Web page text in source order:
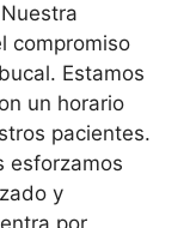
compromiso
Estamos
un horario
pacientes.
esforzamos
y